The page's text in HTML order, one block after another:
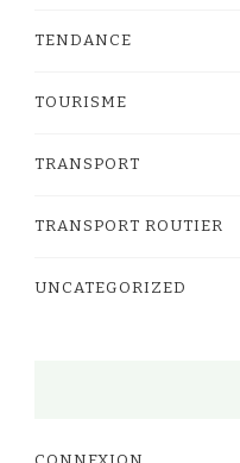
TENDANCE
TOURISME
TRANSPORT
TRANSPORT ROUTIER
UNCATEGORIZED